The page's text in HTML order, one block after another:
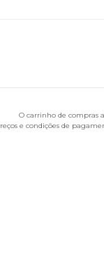
O carrinho de compras
e condições de